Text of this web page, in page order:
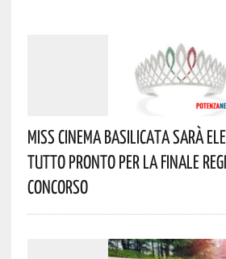
Miss Cinema Basilicata Sarà
Tutto Pronto Per La Finale
Concorso